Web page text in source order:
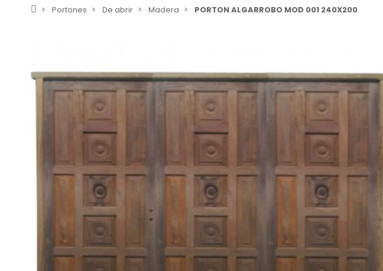
Portones De abrir Madera PORTON ALGARROBO MOD 001 240X200